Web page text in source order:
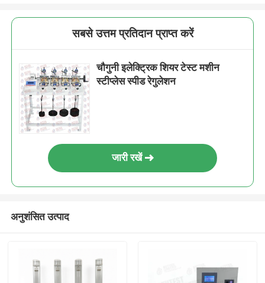
सबसे उत्तम प्रतिदान प्राप्त करें
चौगुनी इलेक्ट्रिक शियर टेस्ट मशीन
स्टीप्लेस स्पीड रेगुलेशन
जारी रखें
अनुशंसित उत्पाद